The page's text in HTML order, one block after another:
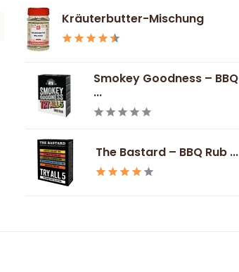
Kräuterbutter-Mischung
Smokey Goodness – BBQ
...
The Bastard – BBQ Rub ...